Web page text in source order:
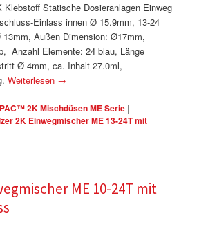
Klebstoff Statische Dosieranlagen Einweg
Einlass innen Ø 15.9mm, 13-24
Außen Dimension: Ø17mm,
Anzahl Elemente: 24 blau, Länge
Ø 4mm, ca. Inhalt 27.0ml,
Weiterlesen →
2K Mischdüsen ME Serie |
2K Einwegmischer ME 13-24T mit
ME 10-24T mit